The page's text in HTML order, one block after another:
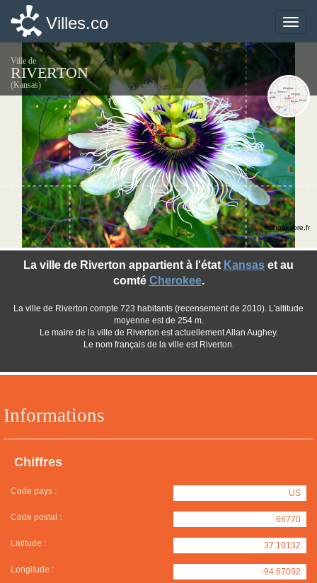
Toggle
Villes.co
Ville de
RIVERTON
(Kansas)
Informations
Chiffres
Code pays : US
Code postal : 66770
Latitude : 37.10132
Longitude : -94.67092
La ville de Riverton appartient à l'état Kansas et au
comté Cherokee.
La ville de Riverton compte 723 habitants (recensement de 2010). L'altitude
moyenne est de 254 m.
Le maire de la ville de Riverton est actuellement Allan Aughey.
Le nom français de la ville est Riverton.
©photo-libre.fr
Toggle
Villes.co